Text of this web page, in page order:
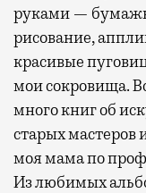
руками —
рисование,
красивые
мои сокровища.
много книг об
старых мастеров
моя мама по
Из любимых